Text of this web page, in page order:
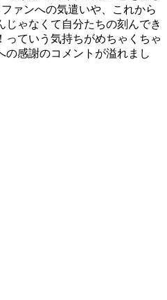
ァンへの気遣いや、これから
じゃなくて自分たちの刻んでき
っていう気持ちがめちゃくちゃ
の感謝のコメントが溢れまし